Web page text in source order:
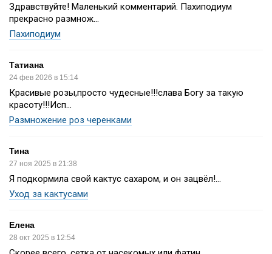
Здравствуйте! Маленький комментарий. Пахиподиум
прекрасно размнож...
Пахиподиум
Татиана
24 фев 2026 в 15:14
Красивые розы,просто чудесные!!!слава Богу за такую
красоту!!!Исп...
Размножение роз черенками
Тина
27 ноя 2025 в 21:38
Я подкормила свой кактус сахаром, и он зацвёл!...
Уход за кактусами
Елена
28 окт 2025 в 12:54